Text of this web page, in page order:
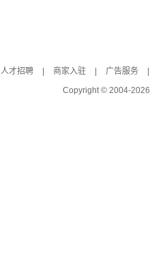
人才招聘 商家入驻 广告服务
Copyright © 2004-2026